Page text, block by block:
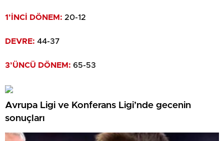
1’İNCİ DÖNEM: 20-12
DEVRE: 44-37
3’ÜNCÜ DÖNEM: 65-53
Avrupa Ligi ve Konferans Ligi’nde gecenin
sonuçları